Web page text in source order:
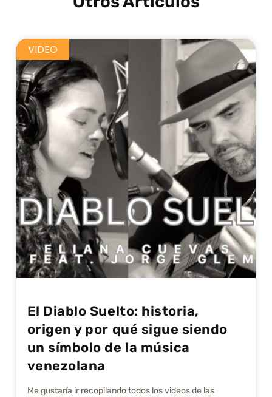
VIDEO
El Diablo Suelto: historia,
origen y por qué sigue siendo
un símbolo de la música
venezolana
Me gustarí­a ir recopilando todos los videos de las